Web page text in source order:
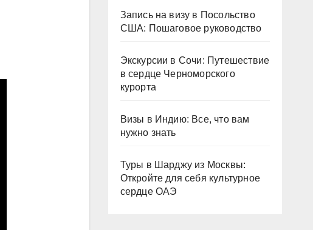
Запись на визу в Посольство
США: Пошаговое руководство
Экскурсии в Сочи: Путешествие
в сердце Черноморского
курорта
Визы в Индию: Все, что вам
нужно знать
Туры в Шарджу из Москвы:
Откройте для себя культурное
сердце ОАЭ